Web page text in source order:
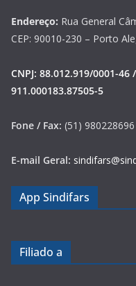
Endereço: Rua General
CEP: 90010-230 – Porto
CNPJ: 88.012.919/0001-
911.000183.87505-5
Fone / Fax: (51) 980228696
E-mail Geral:
App Sindifars
Filiado a